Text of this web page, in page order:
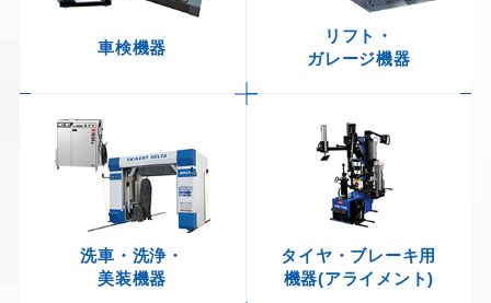
車検機器
リフト・
ガレージ機器
洗車・洗浄・
美装機器
タイヤ・ブレーキ用
機器(アライメント)